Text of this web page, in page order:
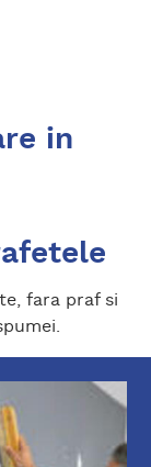
in
fara praf si